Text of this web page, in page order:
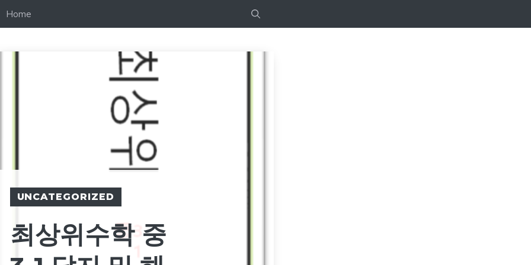
Home
UNCATEGORIZED
최상위수학 중